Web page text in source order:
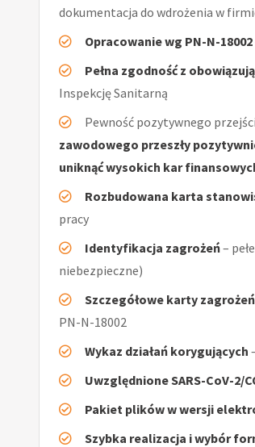
dokumentacja do wdrożenia w
Opracowanie wg PN-N-18002
Pełna zgodność z
Inspekcję Sanitarną
Pewność pozytywnego
zawodowego przeszły
uniknąć wysokich kar
Rozbudowana karta
pracy
Identyfikacja zagrożeń–
niebezpieczne)
Szczegółowe karty zagrożeń
PN-N-18002
Wykaz działań korygujących
Uwzględnione SARS-CoV-2/
Pakiet plików w wersji
Szybka realizacja i wybór